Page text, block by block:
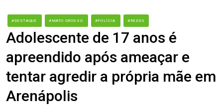
#DESTAQUE #MATO GROSSO #POLÍCIA #REDES
Adolescente de 17 anos é
apreendido após ameaçar e
tentar agredir a própria mãe em
Arenápolis